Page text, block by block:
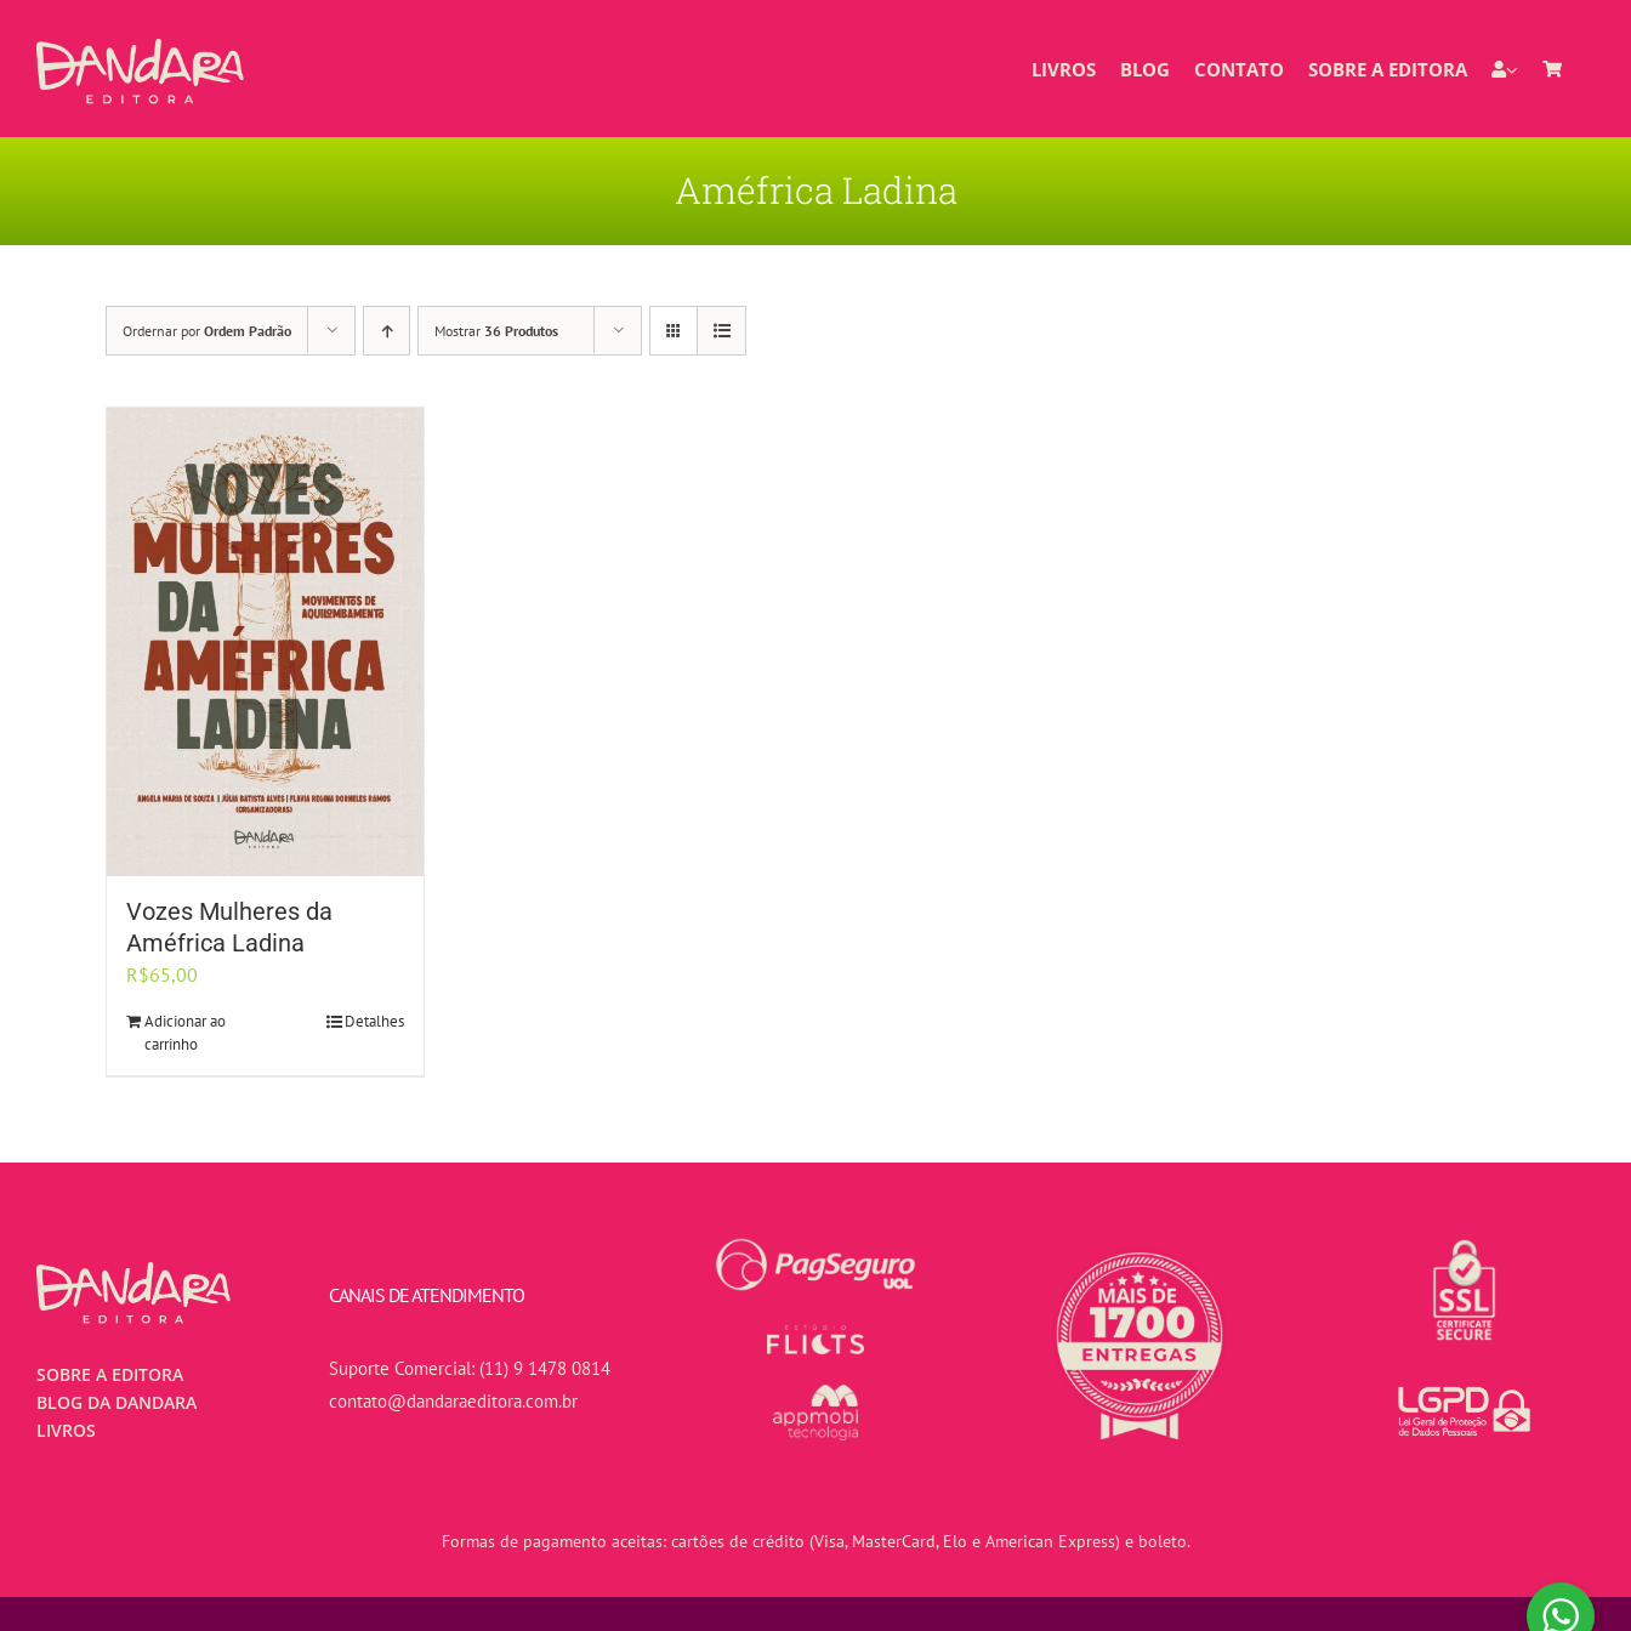
LIVROS BLOG CONTATO SOBRE A EDITORA
Améfrica Ladina
Ordernar por Ordem Padrão Mostrar 36 Produtos
Vozes Mulheres da
Améfrica Ladina
R$65,00
Adicionar ao
carrinho
Detalhes
SOBRE A EDITORA
BLOG DA DANDARA
LIVROS
CANAIS DE ATENDIMENTO
Suporte Comercial: (11) 9 1478 0814
contato@dandaraeditora.com.br
Formas de pagamento aceitas: cartões de crédito (Visa, MasterCard, Elo e American Express) e boleto.